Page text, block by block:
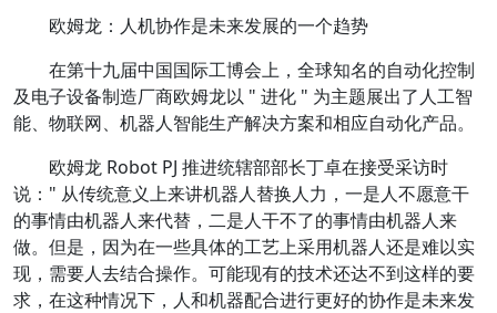
欧姆龙：人机协作是未来发展的一个趋势
在第十九届中国国际工博会上，全球知名的自动化控制
及电子设备制造厂商欧姆龙以 " 进化 " 为主题展出了人工智
能、物联网、机器人智能生产解决方案和相应自动化产品。
欧姆龙 Robot PJ 推进统辖部部长丁卓在接受采访时
说：" 从传统意义上来讲机器人替换人力，一是人不愿意干
的事情由机器人来代替，二是人干不了的事情由机器人来
做。但是，因为在一些具体的工艺上采用机器人还是难以实
现，需要人去结合操作。可能现有的技术还达不到这样的要
求，在这种情况下，人和机器配合进行更好的协作是未来发